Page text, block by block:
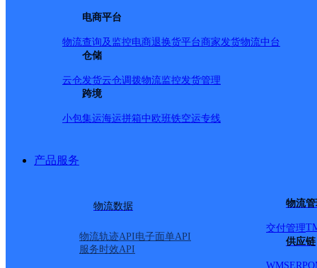
电商平台
物流查询及监控电商退换货平台商家发货物流中台
仓储
云仓发货云仓调拨物流监控发货管理
跨境
小包集运海运拼箱中欧班铁空运专线
产品服务
物流数据
物流轨迹API电子面单API
服务时效API
物流
交付管理
供应链
WMSERP
网点地址：山东省威海市文登市宋村镇
网点负责人：